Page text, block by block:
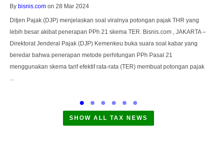
By bisnis.com on 28 Mar 2024
Ditjen Pajak (DJP) menjelaskan soal viralnya potongan pajak THR yang
lebih besar akibat penerapan PPh 21 skema TER. Bisnis.com , JAKARTA –
Direktorat Jenderal Pajak (DJP) Kemenkeu buka suara soal kabar yang
beredar bahwa penerapan metode perhitungan PPh Pasal 21
menggunakan skema tarif efektif rata-rata (TER) membuat potongan pajak
...
SHOW ALL TAX NEWS